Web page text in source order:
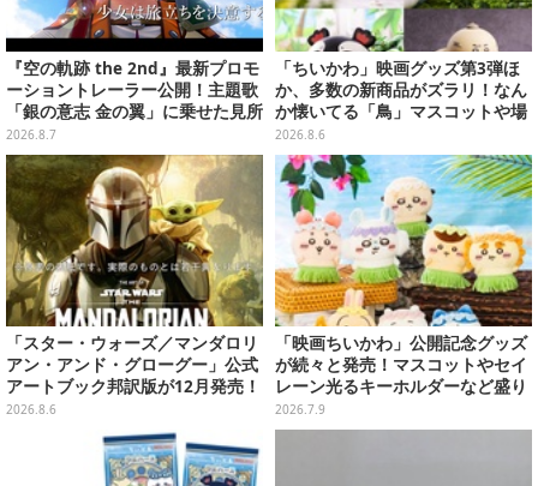
『空の軌跡 the 2nd』最新プロモ
ーショントレーラー公開！主題歌
「銀の意志 金の翼」に乗せた見所
満載の映像に
2026.8.7
「ちいかわ」映画グッズ第3弾ほ
か、多数の新商品がズラリ！なん
か懐いてる「鳥」マスコットや場
面写アイテムなど必見のラインナ
ップ
2026.8.6
「スター・ウォーズ／マンダロリ
アン・アンド・グローグー」公式
アートブック邦訳版が12月発売！
映画のコンセプトアートやスケッ
2026.8.6
「映画ちいかわ」公開記念グッズ
が続々と発売！マスコットやセイ
レーン光るキーホルダーなど盛り
沢山、ノベルティ3種も用意
2026.7.9